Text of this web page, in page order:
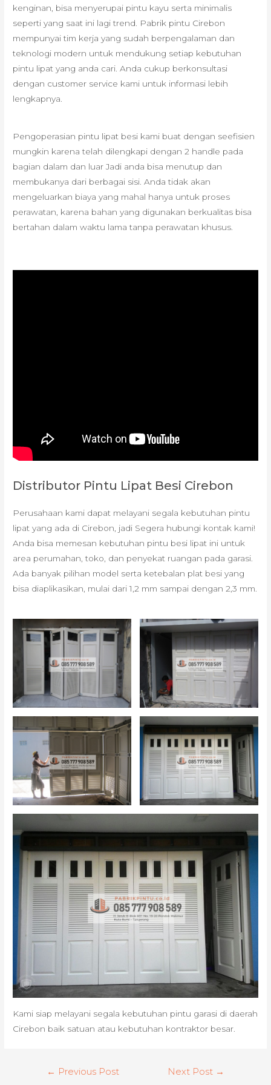
kenginan, bisa menyerupai pintu kayu serta minimalis
seperti yang saat ini lagi trend. Pabrik pintu Cirebon
mempunyai tim kerja yang sudah berpengalaman dan
teknologi modern untuk mendukung setiap kebutuhan
pintu lipat yang anda cari. Anda cukup berkonsultasi
dengan customer service kami untuk informasi lebih
lengkapnya.
Pengoperasian pintu lipat besi kami buat dengan seefisien
mungkin karena telah dilengkapi dengan 2 handle pada
bagian dalam dan luar Jadi anda bisa menutup dan
membukanya dari berbagai sisi. Anda tidak akan
mengeluarkan biaya yang mahal hanya untuk proses
perawatan, karena bahan yang digunakan berkualitas bisa
bertahan dalam waktu lama tanpa perawatan khusus.
Distributor Pintu Lipat Besi Cirebon
Perusahaan kami dapat melayani segala kebutuhan pintu
lipat yang ada di Cirebon, jadi Segera hubungi kontak kami!
Anda bisa memesan kebutuhan pintu besi lipat ini untuk
area perumahan, toko, dan penyekat ruangan pada garasi.
Ada banyak pilihan model serta ketebalan plat besi yang
bisa diaplikasikan, mulai dari 1,2 mm sampai dengan 2,3 mm.
Kami siap melayani segala kebutuhan pintu garasi di daerah
Cirebon baik satuan atau kebutuhan kontraktor besar.
← Previous Post Next Post →